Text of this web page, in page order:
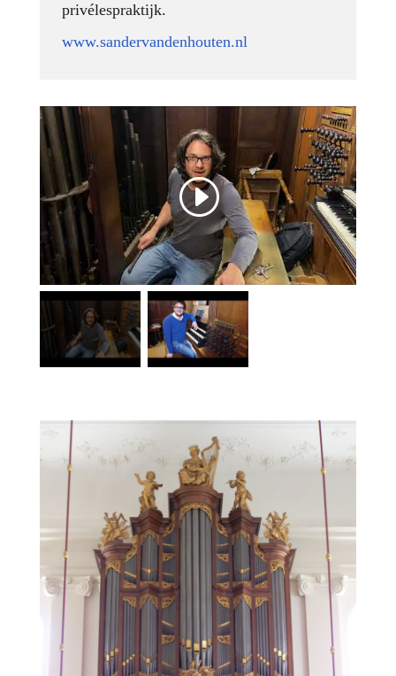
privélespraktijk.
www.sandervandenhouten.nl